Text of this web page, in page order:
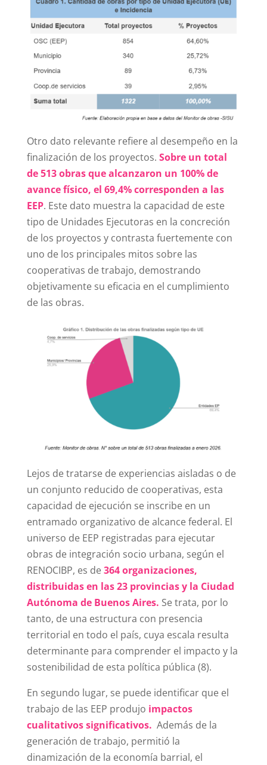
Otro dato relevante refiere al desempeño en la
finalización de los proyectos. Sobre un total
de 513 obras que alcanzaron un 100% de
avance físico, el 69,4% corresponden a las
EEP. Este dato muestra la capacidad de este
tipo de Unidades Ejecutoras en la concreción
de los proyectos y contrasta fuertemente con
uno de los principales mitos sobre las
cooperativas de trabajo, demostrando
objetivamente su eficacia en el cumplimiento
de las obras.
Lejos de tratarse de experiencias aisladas o de
un conjunto reducido de cooperativas, esta
capacidad de ejecución se inscribe en un
entramado organizativo de alcance federal. El
universo de EEP registradas para ejecutar
obras de integración socio urbana, según el
RENOCIBP, es de364 organizaciones,
distribuidas en las 23 provincias y la Ciudad
Autónoma de Buenos Aires. Se trata, por lo
tanto, de una estructura con presencia
territorial en todo el país, cuya escala resulta
determinante para comprender el impacto y la
sostenibilidad de esta política pública (8).
En segundo lugar, se puede identificar que el
trabajo de las EEP produjo impactos
cualitativos significativos. Además de la
generación de trabajo, permitió la
dinamización de la economía barrial, el